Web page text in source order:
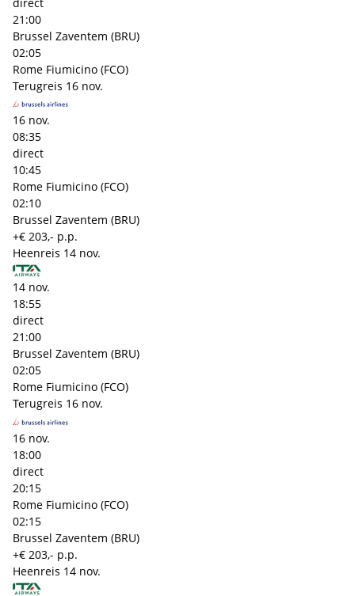
21:00
Brussel Zaventem (BRU)
02:05
Rome Fiumicino (FCO)
Terugreis 16 nov.
16 nov.
08:35
direct
10:45
Rome Fiumicino (FCO)
02:10
Brussel Zaventem (BRU)
+€ 203,- p.p.
Heenreis 14 nov.
14 nov.
18:55
direct
21:00
Brussel Zaventem (BRU)
02:05
Rome Fiumicino (FCO)
Terugreis 16 nov.
16 nov.
18:00
direct
20:15
Rome Fiumicino (FCO)
02:15
Brussel Zaventem (BRU)
+€ 203,- p.p.
Heenreis 14 nov.